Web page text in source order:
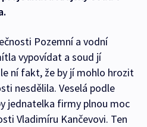
Pozemní a vodní
vypovídat a soud jí
ní fakt, že by jí mohlo hrozit
nesdělila. Veselá podle
jednatelka firmy plnou moc
Vladimíru Kančevovi. Ten